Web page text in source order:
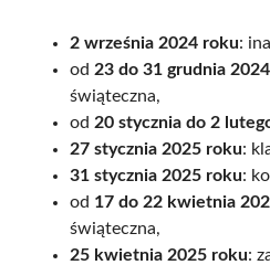
2 września 2024 roku:
od 23 do 31 grudnia
świąteczna,
od 20 stycznia do 2
27 stycznia 2025 roku:
31 stycznia 2025 roku:
od 17 do 22 kwietnia
świąteczna,
25 kwietnia 2025 roku: